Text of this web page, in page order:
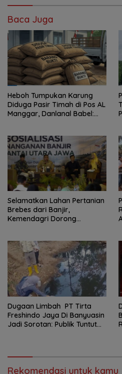
Baca Juga
Heboh Tumpukan Karung
Diduga Pasir Timah di Pos AL
Manggar, Danlanal Babel:
Selamatkan Lahan Pertanian
Brebes dari Banjir,
Kemendagri Dorong
Dugaan Limbah PT Tirta
Freshindo Jaya Di Banyuasin
Jadi Sorotan: Publik Tuntut
Rekomendasi untuk kamu